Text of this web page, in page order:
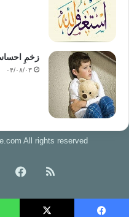
زخمِ
۰۴/۰۸/۰۳
All rights reserved
خوراک